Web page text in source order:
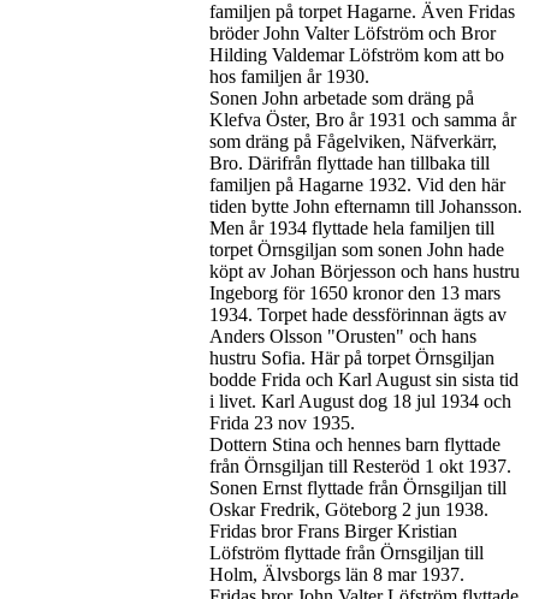
familjen på torpet Hagarne. Även Fridas
bröder John Valter Löfström och Bror
Hilding Valdemar Löfström kom att bo
hos familjen år 1930.
Sonen John arbetade som dräng på
Klefva Öster, Bro år 1931 och samma år
som dräng på Fågelviken, Näfverkärr,
Bro. Därifrån flyttade han tillbaka till
familjen på Hagarne 1932. Vid den här
tiden bytte John efternamn till Johansson.
Men år 1934 flyttade hela familjen till
torpet Örnsgiljan som sonen John hade
köpt av Johan Börjesson och hans hustru
Ingeborg för 1650 kronor den 13 mars
1934. Torpet hade dessförinnan ägts av
Anders Olsson "Orusten" och hans
hustru Sofia. Här på torpet Örnsgiljan
bodde Frida och Karl August sin sista tid
i livet. Karl August dog 18 jul 1934 och
Frida 23 nov 1935.
Dottern Stina och hennes barn flyttade
från Örnsgiljan till Resteröd 1 okt 1937.
Sonen Ernst flyttade från Örnsgiljan till
Oskar Fredrik, Göteborg 2 jun 1938.
Fridas bror Frans Birger Kristian
Löfström flyttade från Örnsgiljan till
Holm, Älvsborgs län 8 mar 1937.